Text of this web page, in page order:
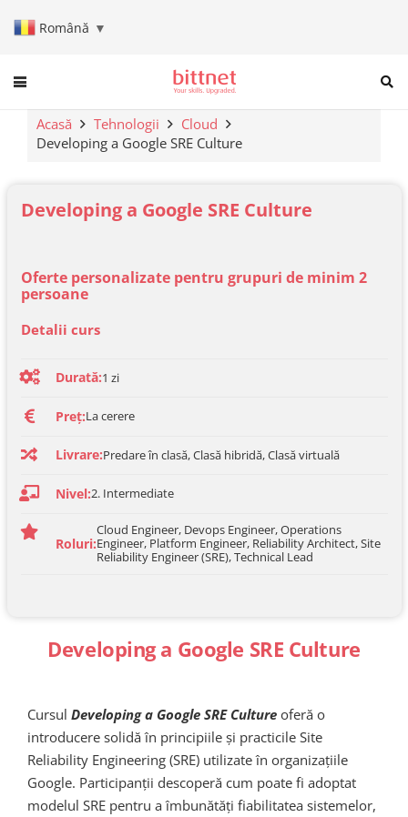
Română ▼
When autocomplete results
Acasă Tehnologii
Cloud
Developing a Google SRE Culture
Developing a Google SRE Culture
Cursul Developing a Google SRE Culture oferă o
introducere solidă în principiile și practicile Site
Reliability Engineering (SRE) utilizate în organizațiile
Google. Participanții descoperă cum poate fi adoptat
modelul SRE pentru a îmbunătăți fiabilitatea sistemelor,
Developing a Google SRE Culture
Oferte personalizate pentru grupuri de minim 2
persoane
Detalii curs
Durată:1 zi
Preț:La cerere
Livrare:Predare în clasă, Clasă hibridă, Clasă virtuală
Nivel:2. Intermediate
Roluri:
Cloud Engineer, Devops Engineer, Operations
Engineer, Platform Engineer, Reliability Architect, Site
Reliability Engineer (SRE), Technical Lead